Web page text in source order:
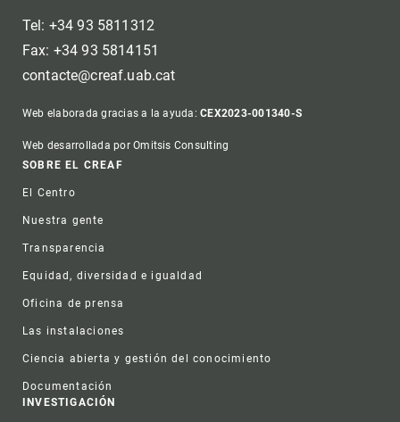
Tel: +34 93 5811312
Fax: +34 93 5814151
contacte@creaf.uab.cat
Web elaborada gracias a la ayuda:CEX2023-001340-S
Web desarrollada por Omitsis Consulting
Footer
SOBRE EL CREAF
El Centro
Nuestra gente
Transparencia
Equidad, diversidad e igualdad
Oficina de prensa
Las instalaciones
Ciencia abierta y gestión del conocimiento
Documentación
INVESTIGACIÓN